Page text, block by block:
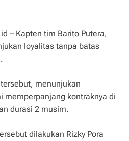
– Kapten tim Barito Putera,
loyalitas tanpa batas
menunjukan
memperpanjang kontraknya di
durasi 2 musim.
dilakukan Rizky Pora